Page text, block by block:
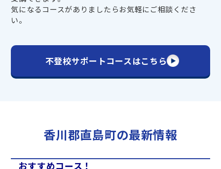
気になるコースがありましたらお気軽にご相談くださ
い。
不登校サポートコースはこちら
香川郡直島町の最新情報
おすすめコース！